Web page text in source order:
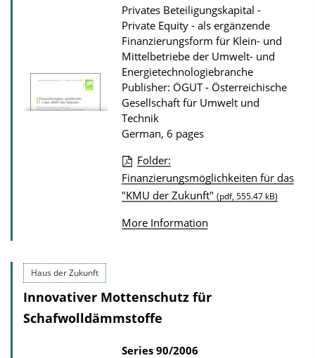
a
d
s
t
i
o
n
D
o
w
l
o
a
d
Privates Beteiligungskapital -
Private Equity - als ergänzende
Finanzierungsform für Klein- und
Mittelbetriebe der Umwelt- und
Energietechnologiebranche
Publisher: ÖGUT - Österreichische
Gesellschaft für Umwelt und
Technik
German, 6 pages
P
u
b
a
t
o
Folder:
Finanzierungsmöglichkeiten für das
"KMU der Zukunft" (pdf, 555.47 kB)
More Information
Haus der Zukunft
Innovativer Mottenschutz für
Schafwolldämmstoffe
Series 90/2006